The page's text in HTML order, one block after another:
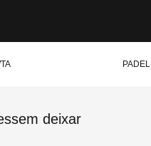
PADEL
deixar